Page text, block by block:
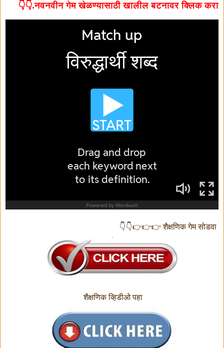
नवनवीन गेम खेळण्यासाठी खालील बटनावर क्लिक करा.👇👇
शैक्षणिक गेम सोडवा 👉👉👉👇👇
शैक्षणिक व्हिडीओ पहा